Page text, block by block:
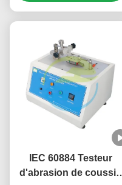
IEC 60884 Testeur
d'abrasion de coussin